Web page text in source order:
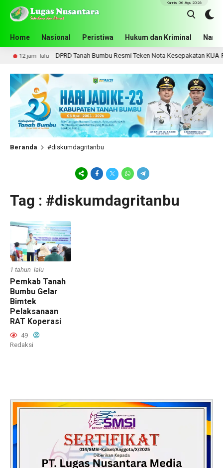
Home Nasional Peristiwa Hukum dan Kriminal
Kamis, 06 Agu 2026
12 jam lalu DPRD Tanah Bumbu Resmi Teken Nota Kesepakatan KUA-
Beranda #diskumdagritanbu
Tag : #diskumdagritanbu
1 tahun lalu
Pemkab Tanah
Bumbu Gelar
Bimtek
Pelaksanaan
RAT Koperasi
49
Redaksi